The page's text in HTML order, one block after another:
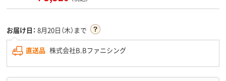
お届け日： 8月20日（木）まで
直送品 株式会社B.Bファニシング